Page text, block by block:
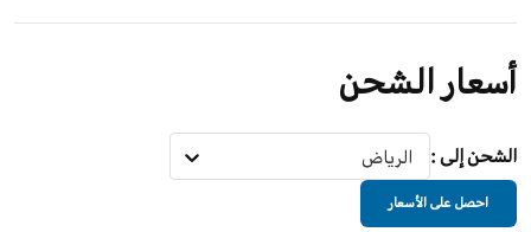
أسعار الشحن
الشحن إلى : الرياض
احصل على الأسعار